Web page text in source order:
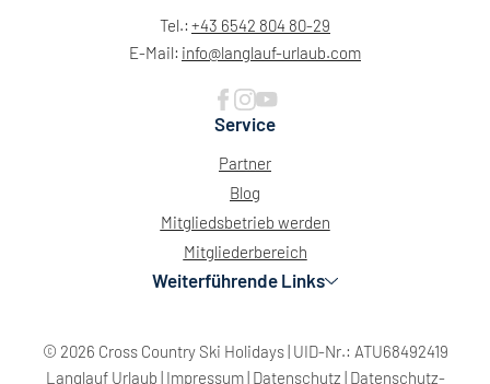
Tel.: +43 6542 804 80-29
E-Mail: info@langlauf-urlaub.com
Service
Partner
Blog
Mitgliedsbetrieb werden
Mitgliederbereich
Weiterführende Links
© 2026 Cross Country Ski Holidays UID-Nr.: ATU68492419
Langlauf Urlaub Impressum Datenschutz Datenschutz-